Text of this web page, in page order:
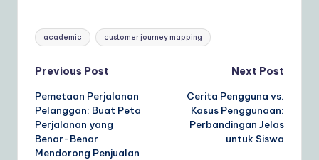
Tags:
academic customer journey mapping
Post
navigation
Previous Post
Pemetaan Perjalanan
Pelanggan: Buat Peta
Perjalanan yang
Benar-Benar
Mendorong Penjualan
Next Post
Cerita Pengguna vs.
Kasus Penggunaan:
Perbandingan Jelas
untuk Siswa